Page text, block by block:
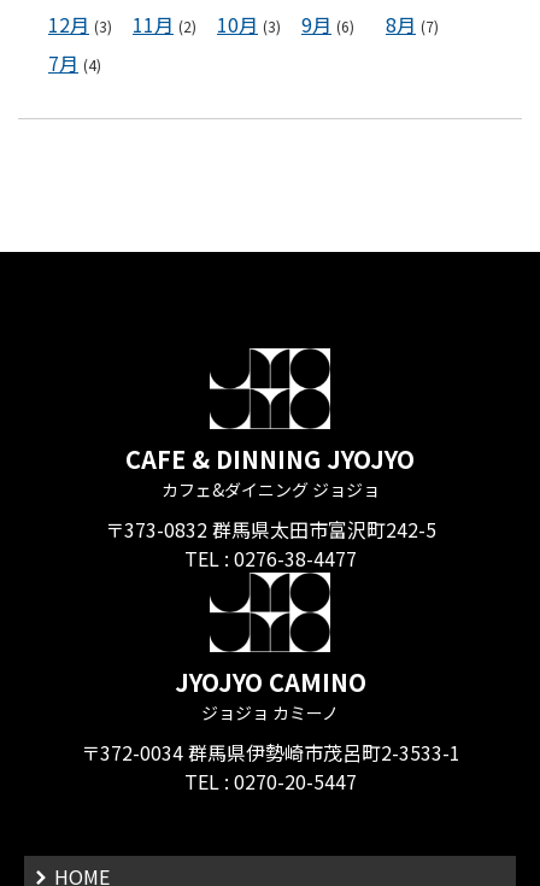
12月 (3) 11月 (2) 10月 (3) 9月 (6) 8月 (7)
7月 (4)
CAFE & DINNING JYOJYO
カフェ&ダイニング ジョジョ
〒373-0832 群馬県太田市富沢町242-5
TEL : 0276-38-4477
JYOJYO CAMINO
ジョジョ カミーノ
〒372-0034 群馬県伊勢崎市茂呂町2-3533-1
TEL : 0270-20-5447
HOME